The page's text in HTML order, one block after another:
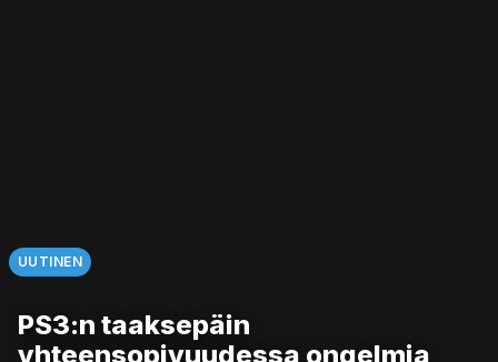
UUTINEN
PS3:n taaksepäin
yhteensopivuudessa ongelmia